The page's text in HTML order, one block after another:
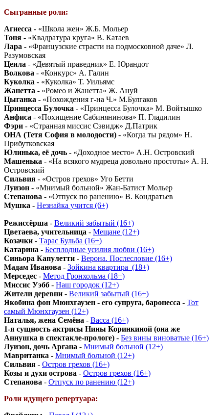
Сыгранные роли:
Агнесса - «Школа жен» Ж.Б. Мольер
Тоня - «Квадратура круга» В. Катаев
Лара - «Французские страсти на подмосковной даче» Л.
Разумовская
Цеила - «Девятый праведник» Е. Юрандот
Волкова - «Конкурс» А. Галин
Куколка - «Куколка» Т. Уильямс
Жанетта - «Ромео и Жанетта» Ж. Ануй
Цыганка - «Похождения г-на Ч.» М.Булгаков
Принцесса Булочка - «Принцесса Булочка» М. Войтышко
Анфиса - «Похищение Сабинянинова» П. Гладилин
Фэри - «Странная миссис Сэвидж» Д.Патрик
ОНА (Тетя София в молодости) - «Когда ты рядом» Н.
Прибутковская
Юлинька, её дочь - «Доходное место» А.Н. Островский
Машенька - «На всякого мудреца довольно простоты» А. Н.
Островский
Сильвия - «Остров грехов» Уго Бетти
Луизон - «Мнимый больной» Жан-Батист Мольер
Степанова - «Отпуск по ранению» В. Кондратьев
Мушка - Незнайка учится (6+)
Режиссёрша - Великий забытый (16+)
Цветаева, учительница - Мещане (12+)
Козачки - Тарас Бульба (16+)
Катарина - Бесплодные усилия любви (16+)
Синьора Капулетти - Верона. Послесловие (16+)
Мадам Иванова - Зойкина квартира_(18+)
Мерседес - Метод Гронхольма (18+)
Миссис Уэбб - Наш городок (12+)
Жители деревни - Великий забытый (16+)
Якобина фон Мюнхгаузен - его супруга, баронесса - Тот
самый Мюнхгаузен (12+)
Наталья, жена Семёна - Васса (16+)
1-я сущность актрисы Нины Коринкиной (она же
Аннушка в спектакле-прологе) - Без вины виноватые (16+)
Луизон, дочь Аргана - Мнимый больной (12+)
Мавританка - Мнимый больной (12+)
Сильвия - Остров грехов (16+)
Козы и духи острова - Остров грехов (16+)
Степанова - Отпуск по ранению (12+)
Роли идущего репертуара: